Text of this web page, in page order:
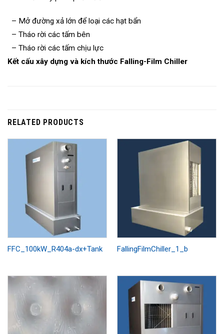
– Mở đường xả lớn để loại các hạt bẩn
– Tháo rời các tấm bên
– Tháo rời các tấm chịu lực
Kết cấu xây dựng và kích thước Falling-Film Chiller
RELATED PRODUCTS
FFC_100kW_R404a-dx+Tank FallingFilmChiller_1_b